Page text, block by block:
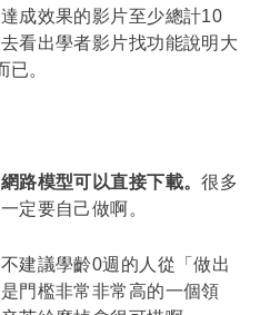
成效果的影片至少總計10
看出學者影片找功能說明大
。
路模型可以直接下載。很多
定要自己做啊。
建議學齡0週的人從「做出
門檻非常非常高的一個領